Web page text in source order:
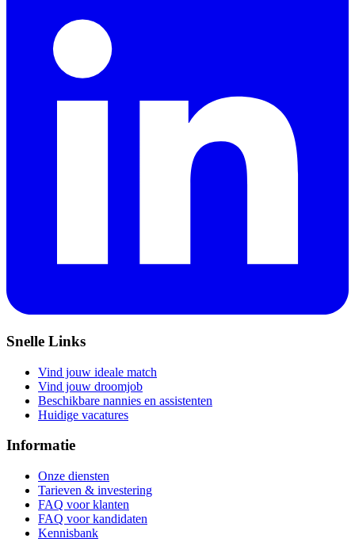
Snelle Links
Vind jouw ideale match
Vind jouw droomjob
Beschikbare nannies en assistenten
Huidige vacatures
Informatie
Onze diensten
Tarieven & investering
FAQ voor klanten
FAQ voor kandidaten
Kennisbank